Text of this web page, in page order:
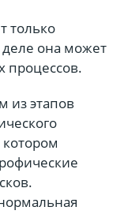
только
она может
процессов.
из этапов